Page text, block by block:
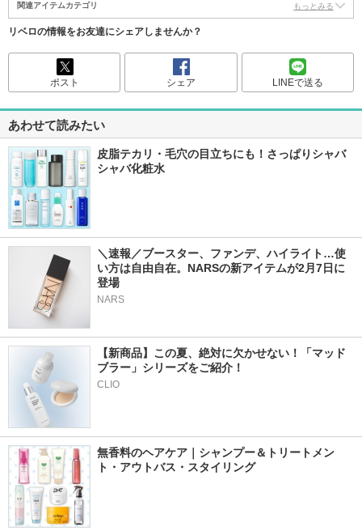
関連アイテムカテゴリ もっとみる
リベロの情報をお友達にシェアしませんか？
ポスト シェア LINEで送る
あわせて読みたい
皮脂テカリ・毛穴の目立ちにも！さっぱりシャバ
シャバ化粧水
＼速報／ブースター、ファンデ、ハイライト…使
い方は自由自在。NARSの新アイテムが2月7日に
登場
NARS
【新商品】この夏、絶対に欠かせない！「マッド
ブラー」シリーズをご紹介！
CLIO
無香料のヘアケア｜シャンプー＆トリートメン
ト・アウトバス・スタイリング